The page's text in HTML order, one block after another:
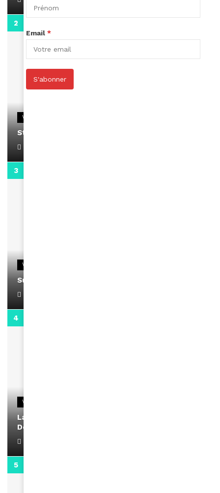
VIDEOS
Stacy passe un message
VIDEOS
Support Black Business Wee-kend
VIDEOS
La rubrique santé speciale coronavirus du
Docteur Makanda
Email *
S'abonner